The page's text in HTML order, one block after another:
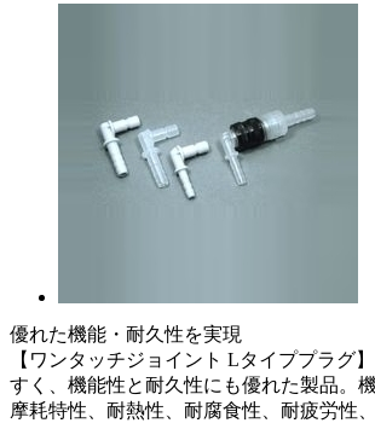
優れた機能・耐久性を実現
【ワンタッチジョイント Lタイププラグ
すく、機能性と耐久性にも優れた製品。
摩耗特性、耐熱性、耐腐食性、耐疲労性